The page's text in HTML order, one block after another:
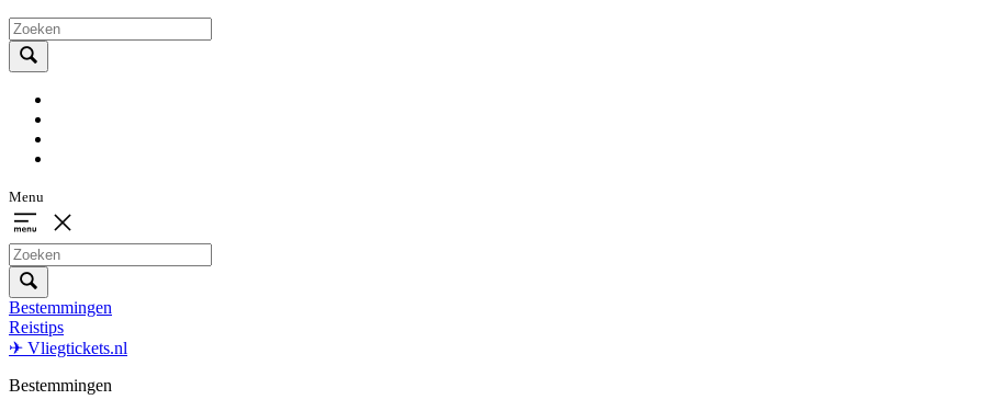
Menu
Bestemmingen
Reistips
✈ Vliegtickets.nl
Bestemmingen